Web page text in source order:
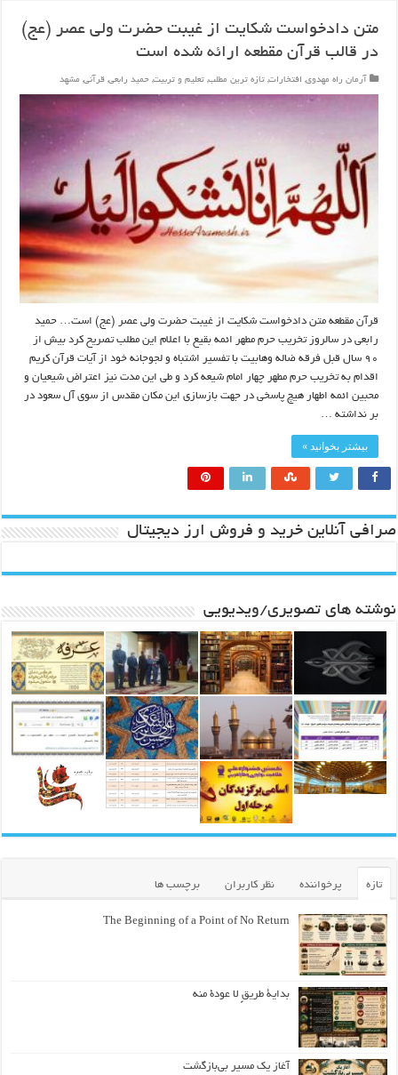
متن دادخواست شکایت از غیبت حضرت ولی عصر (عج)
در قالب قرآن مقطعه ارائه شده است
آرمان راه مهدوی, افتخارات, تازه ترین مطلب, تعلیم و تربیت, حمید رابعی, قرآنی, مشهد
قرآن مقطعه متن دادخواست شکایت از غیبت حضرت ولی عصر (عج) است… حمید
رابعی در سالروز تخریب حرم مطهر ائمه بقیع با اعلام این مطلب تصریح کرد بیش از
۹۰ سال قبل فرقه ضاله وهابیت با تفسیر اشتباه و لجوجانه خود از آیات قرآن کریم
اقدام به تخریب حرم مطهر چهار امام شیعه کرد و طی این مدت نیز اعتراض شیعیان و
محبین ائمه اطهار هیچ پاسخی در جهت بازسازی این مکان مقدس از سوی آل سعود در
بر نداشته …
بیشتر بخوانید »
صرافی آنلاین خرید و فروش ارز دیجیتال
نوشته های تصویری/ویدیویی
تازه پرخواننده نظر کاربران برچسب ها
The Beginning of a Point of No Return
بداية طريقٍ لا عودة منه
آغاز یک مسیر بی‌بازگشت